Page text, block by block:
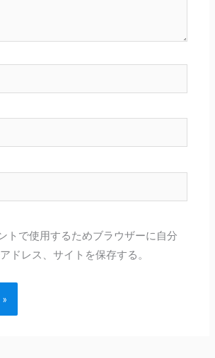
トで使用するためブラウザーに自分
ドレス、サイトを保存する。